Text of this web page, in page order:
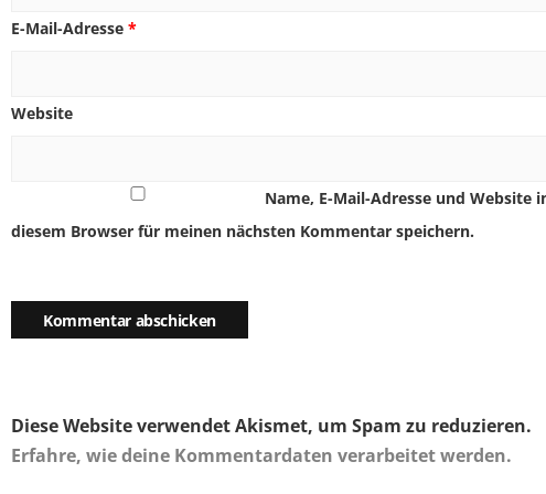
E-Mail-Adresse *
Website
Name, E-Mail-Adresse und Website
diesem Browser für meinen nächsten Kommentar speichern.
Diese Website verwendet Akismet, um Spam zu reduzieren.
Erfahre, wie deine Kommentardaten verarbeitet werden.